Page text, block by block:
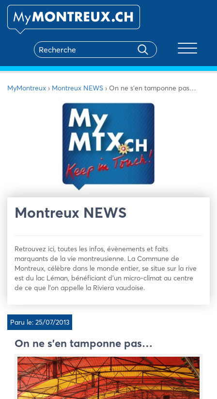
MyMontreux › Montreux NEWS › On ne s’en tamponne pas…
Montreux NEWS
Retrouvez ici, toutes les infos, évènements et faits
marquants de la vie montreusienne. La Commune de
Montreux, célèbre dans le monde entier, se situe sur la rive
est du lac Léman, bénéficiant d’un micro-climat au centre
de ce que l’on appelle la Riviera vaudoise.
Paru le: 25/07/2013
On ne s’en tamponne pas…